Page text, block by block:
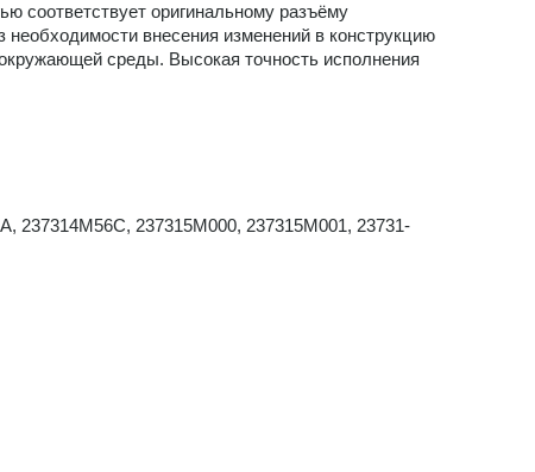
соответствует оригинальному разъёму
необходимости внесения изменений в конструкцию
среды. Высокая точность исполнения
237314M56C, 237315M000, 237315M001, 23731-